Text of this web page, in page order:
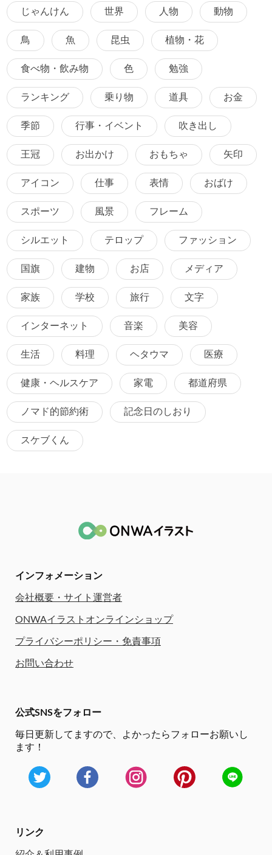
じゃんけん 世界 人物 動物
鳥 魚 昆虫 植物・花
食べ物・飲み物 色 勉強
ランキング 乗り物 道具 お金
季節 行事・イベント 吹き出し
王冠 お出かけ おもちゃ 矢印
アイコン 仕事 表情 おばけ
スポーツ 風景 フレーム
シルエット テロップ ファッション
国旗 建物 お店 メディア
家族 学校 旅行 文字
インターネット 音楽 美容
生活 料理 ヘタウマ 医療
健康・ヘルスケア 家電 都道府県
ノマド的節約術 記念日のしおり
スケブくん
インフォメーション
会社概要・サイト運営者
ONWAイラストオンラインショップ
プライバシーポリシー・免責事項
お問い合わせ
公式SNSをフォロー
毎日更新してますので、
よかったらフォローお願いし
ます！
リンク